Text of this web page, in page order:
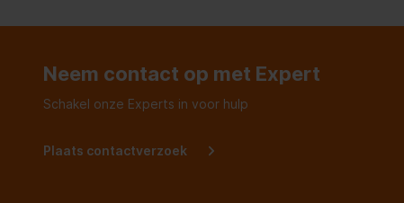
Neem contact op met Expert
Schakel onze Experts in voor hulp
Plaats contactverzoek